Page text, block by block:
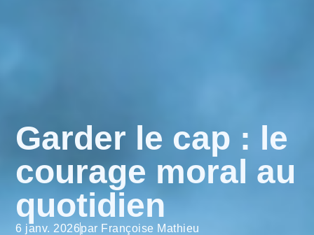
Garder le cap : le
courage moral au
quotidien
6 janv. 2026 Françoise Mathieu